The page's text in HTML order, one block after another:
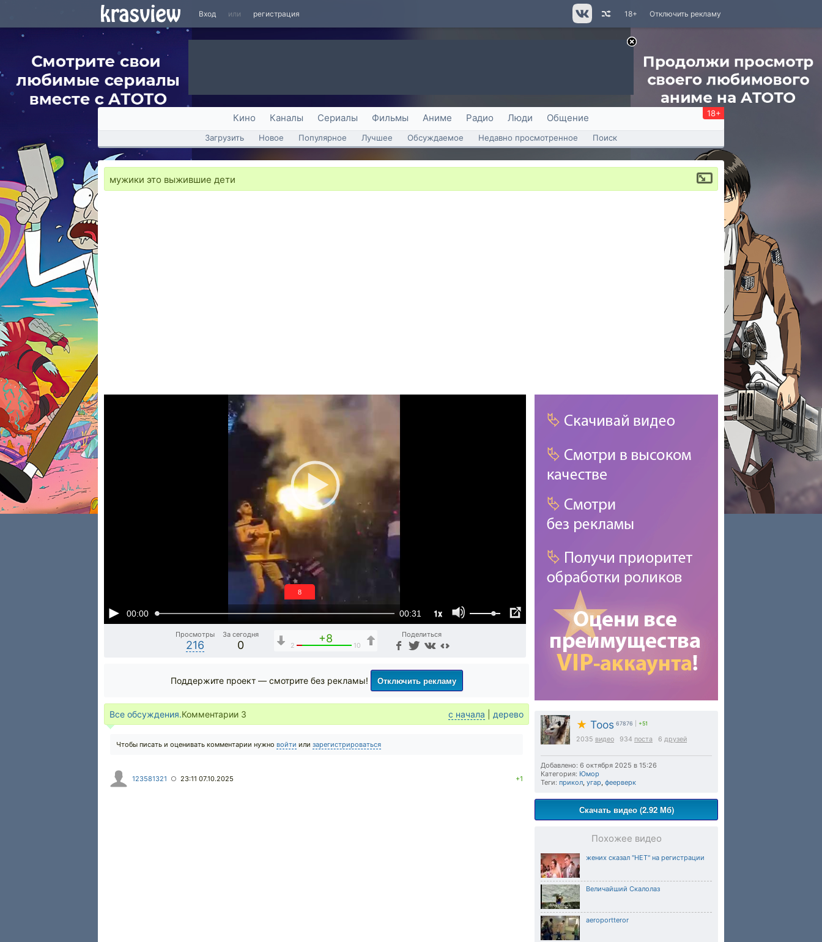
Вход или регистрация Отключить рекламу
18+
Кино Каналы Сериалы Фильмы Аниме Радио Люди Общение 18+
Загрузить Новое Популярное Лучшее Обсуждаемое Недавно просмотренное Поиск
мужики это выжившие дети
00:00 00:31 1x
7
Просмотры
216
За сегодня
0
+8
2 10
Поделиться
★ Toos 67876 +51
2035 видео 934 поста 6 друзей
Добавлено: 6 октября 2025 в 15:26
Категория: Юмор
Теги: прикол, угар, феерверк
Скачать видео (2.92 Мб)
Похожее видео
жених сказал "НЕТ" на регистрации
Величайший Скалолаз
aeroportteror
Поддержите проект — смотрите без рекламы! Отключить рекламу
Все обсуждения.Комментарии 3 с начала дерево
Чтобы писать и оценивать комментарии нужно войти или зарегистрироваться
123581321 ○ 23:11 07.10.2025 +1